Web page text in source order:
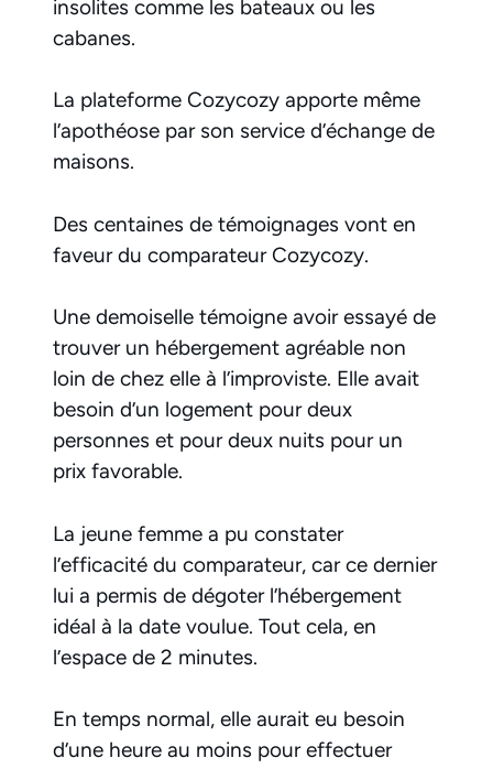
insolites comme les bateaux ou les
cabanes.
La plateforme Cozycozy apporte même
l’apothéose par son service d’échange de
maisons.
Des centaines de témoignages vont en
faveur du comparateur Cozycozy.
Une demoiselle témoigne avoir essayé de
trouver un hébergement agréable non
loin de chez elle à l’improviste. Elle avait
besoin d’un logement pour deux
personnes et pour deux nuits pour un
prix favorable.
La jeune femme a pu constater
l’efficacité du comparateur, car ce dernier
lui a permis de dégoter l’hébergement
idéal à la date voulue. Tout cela, en
l’espace de 2 minutes.
En temps normal, elle aurait eu besoin
d’une heure au moins pour effectuer